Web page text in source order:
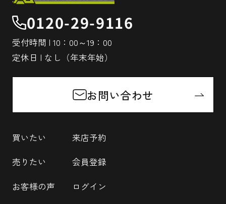
0120-29-9116
受付時間 | 10：00～19：00
定休日 | なし（年末年始）
お問い合わせ
買いたい
売りたい
お客様の声
来店予約
会員登録
ログイン